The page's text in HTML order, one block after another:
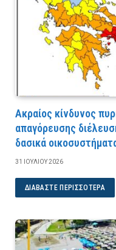
Ακραίος κίνδυνος
απαγόρευσης
δασικά
31 ΙΟΥΛΊΟΥ 2026
ΔΙΑΒΆΣΤΕ ΠΕΡΙΣΣΌΤΕΡΑ